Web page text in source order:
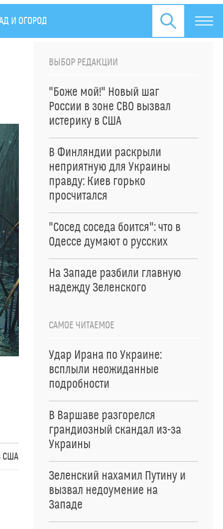
И ОГОРОД СПЕЦОПЕРАЦИЯ НА УКРАИНЕ
США
ВЫБОР РЕДАКЦИИ
"Боже мой!" Новый шаг
России в зоне СВО вызвал
истерику в США
В Финляндии раскрыли
неприятную для Украины
правду: Киев горько
просчитался
"Сосед соседа боится": что в
Одессе думают о русских
На Западе разбили главную
надежду Зеленского
САМОЕ ЧИТАЕМОЕ
Удар Ирана по Украине:
всплыли неожиданные
подробности
В Варшаве разгорелся
грандиозный скандал из-за
Украины
Зеленский нахамил Путину и
вызвал недоумение на
Западе